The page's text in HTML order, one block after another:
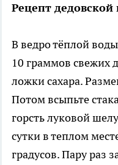
Рецепт
В ведро тёплой
10 граммов свежих
ложки сахара.
Потом всыпьте
горсть луковой
сутки в теплом
градусов. Пару раз